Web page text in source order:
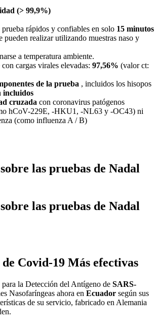
(> 99,9%)
prueba rápidos y confiables en solo 15 minutos
pueden realizar utilizando muestras naso y
a temperatura ambiente.
con cargas virales elevadas: 97,56% (valor ct:
de la prueba , incluidos los hisopos
incluidos
cruzada con coronavirus patógenos
hCoV-229E, -HKU1, -NL63 y -OC43) ni
(como influenza A / B)
las pruebas de Nadal
las pruebas de Nadal
Covid-19 Más efectivas
la Detección del Antígeno de SARS-
Nasofaríngeas ahora en Ecuador según sus
de su servicio, fabricado en Alemania